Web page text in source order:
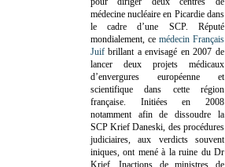
médecine nucléaire en Picardie dans
le cadre d’une SCP. Réputé
mondialement, ce médecin Français
Juif brillant a envisagé en 2007 de
lancer deux projets médicaux
d’envergures européenne et
scientifique dans cette région
française. Initiées en 2008
notamment afin de dissoudre la
SCP Krief Daneski, des procédures
judiciaires, aux verdicts souvent
iniques, ont mené à la ruine du Dr
Krief.Inactions de ministres de